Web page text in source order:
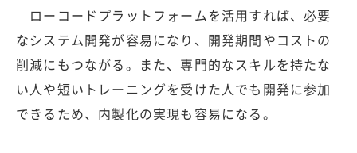
ローコードプラットフォームを活用すれば、必要
なシステム開発が容易になり、開発期間やコストの
削減にもつながる。また、専門的なスキルを持たな
い人や短いトレーニングを受けた人でも開発に参加
できるため、内製化の実現も容易になる。